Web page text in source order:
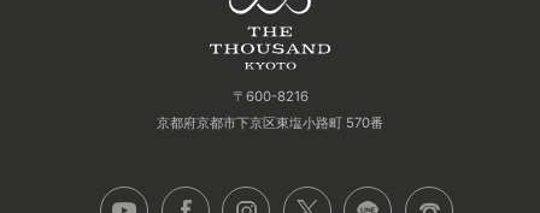
〒600-8216
京都府京都市下京区東塩小路町 570番